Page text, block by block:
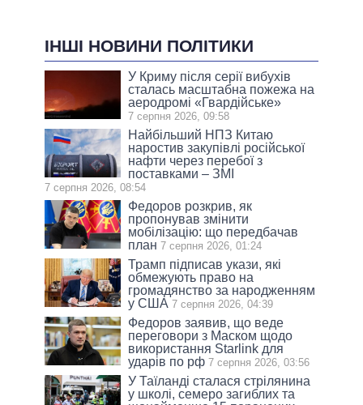
ІНШІ НОВИНИ ПОЛІТИКИ
У Криму після серії вибухів
сталась масштабна пожежа на
аеродромі «Гвардійське»
7 серпня 2026, 09:58
Найбільший НПЗ Китаю
наростив закупівлі російської
нафти через перебої з
поставками – ЗМІ
7 серпня 2026, 08:54
Федоров розкрив, як
пропонував змінити
мобілізацію: що передбачав
план 7 серпня 2026, 01:24
Трамп підписав укази, які
обмежують право на
громадянство за народженням
у США 7 серпня 2026, 04:39
Федоров заявив, що веде
переговори з Маском щодо
використання Starlink для
ударів по рф 7 серпня 2026, 03:56
У Таїланді сталася стрілянина
у школі, семеро загиблих та